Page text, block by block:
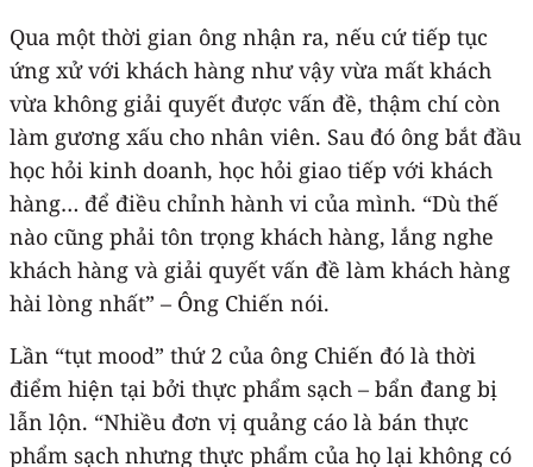
Qua một thời gian ông nhận ra, nếu cứ tiếp tục
ứng xử với khách hàng như vậy vừa mất khách
vừa không giải quyết được vấn đề, thậm chí còn
làm gương xấu cho nhân viên. Sau đó ông bắt đầu
học hỏi kinh doanh, học hỏi giao tiếp với khách
hàng… để điều chỉnh hành vi của mình. “Dù thế
nào cũng phải tôn trọng khách hàng, lắng nghe
khách hàng và giải quyết vấn đề làm khách hàng
hài lòng nhất” – Ông Chiến nói.
Lần “tụt mood” thứ 2 của ông Chiến đó là thời
điểm hiện tại bởi thực phẩm sạch – bẩn đang bị
lẫn lộn. “Nhiều đơn vị quảng cáo là bán thực
phẩm sạch nhưng thực phẩm của họ lại không có